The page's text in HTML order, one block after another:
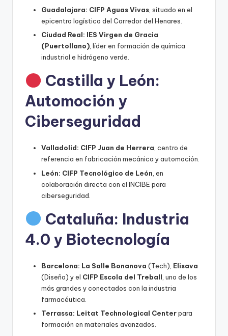
Guadalajara: CIFP Aguas Vivas, situado en el
epicentro logístico del Corredor del Henares.
Ciudad Real: IES Virgen de Gracia
(Puertollano), líder en formación de química
industrial e hidrógeno verde.
Castilla y León:
Automoción y
Ciberseguridad
Valladolid: CIFP Juan de Herrera, centro de
referencia en fabricación mecánica y automoción.
León: CIFP Tecnológico de León , en
colaboración directa con el INCIBE para
ciberseguridad.
Cataluña: Industria
4.0 y Biotecnología
Barcelona: La Salle Bonanova (Tech), Elisava
(Diseño) y el CIFP Escola del Treball , uno de los
más grandes y conectados con la industria
farmacéutica.
Terrassa: Leitat Technological Centerpara
formación en materiales avanzados.